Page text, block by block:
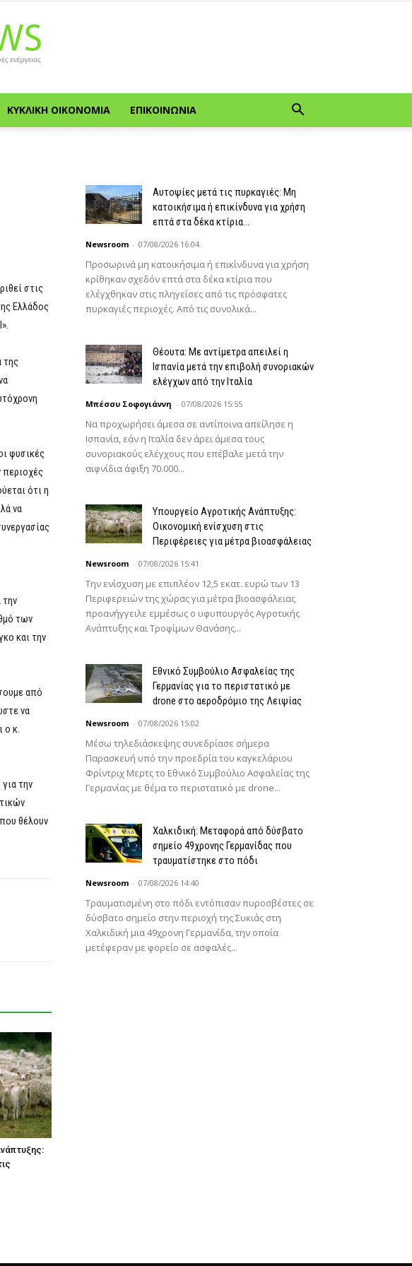
ΚΥΚΛΙΚΉ ΟΙΚΟΝΟΜΊΑ ΕΠΙΚΟΙΝΩΝΊΑ
στις
Ελλάδος
της
φυσικές
περιοχές
ότι η
να
των
και την
από
να
ο κ.
την
θέλουν
Αυτοψίες μετά τις πυρκαγιές: Μη
κατοικήσιμα ή επικίνδυνα για χρήση
επτά στα δέκα κτίρια...
Newsroom - 07/08/2026 16:04
Προσωρινά μη κατοικήσιμα ή επικίνδυνα για χρήση
κρίθηκαν σχεδόν επτά στα δέκα κτίρια που
ελέγχθηκαν στις πληγείσες από τις πρόσφατες
πυρκαγιές περιοχές. Από τις συνολικά...
Θέουτα: Με αντίμετρα απειλεί η
Ισπανία μετά την επιβολή συνοριακών
ελέγχων από την Ιταλία
Μπέσσυ Σοφογιάννη - 07/08/2026 15:55
Να προχωρήσει άμεσα σε αντίποινα απείλησε η
Ισπανία, εάν η Ιταλία δεν άρει άμεσα τους
συνοριακούς ελέγχους που επέβαλε μετά την
αιφνίδια άφιξη 70.000...
Υπουργείο Αγροτικής Ανάπτυξης:
Οικονομική ενίσχυση στις
Περιφέρειες για μέτρα βιοασφάλειας
Newsroom - 07/08/2026 15:41
Την ενίσχυση με επιπλέον 12,5 εκατ. ευρώ των 13
Περιφερειών της χώρας για μέτρα βιοασφάλειας
προανήγγειλε εμμέσως ο υφυπουργός Αγροτικής
Ανάπτυξης και Τροφίμων Θανάσης...
Εθνικό Συμβούλιο Ασφαλείας της
Γερμανίας για το περιστατικό με
drone στο αεροδρόμιο της Λειψίας
Newsroom - 07/08/2026 15:02
Μέσω τηλεδιάσκεψης συνεδρίασε σήμερα
Παρασκευή υπό την προεδρία του καγκελάριου
Φρίντριχ Μερτς το Εθνικό Συμβούλιο Ασφαλείας της
Γερμανίας με θέμα το περιστατικό με drone...
Χαλκιδική: Μεταφορά από δύσβατο
σημείο 49χρονης Γερμανίδας που
τραυματίστηκε στο πόδι
Newsroom - 07/08/2026 14:40
Τραυματισμένη στο πόδι εντόπισαν πυροσβέστες σε
δύσβατο σημείο στην περιοχή της Συκιάς στη
Χαλκιδική μια 49χρονη Γερμανίδα, την οποία
μετέφεραν με φορείο σε ασφαλές...